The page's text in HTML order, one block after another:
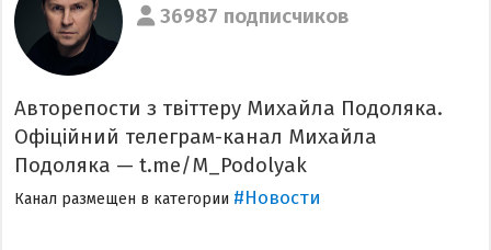
36987 подписчиков
Авторепости з твіттеру Михайла Подоляка.
Офіційний телеграм-канал Михайла
Подоляка — t.me/M_Podolyak
Канал размещен в категории #Новости